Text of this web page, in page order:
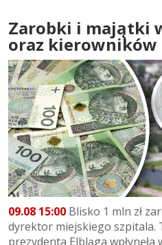
Zarobki i majątki
oraz
09.08 15:00 Blisko 1 mln zł
dyrektor miejskiego szpitala.
prezydenta Elbląga wpłynęła